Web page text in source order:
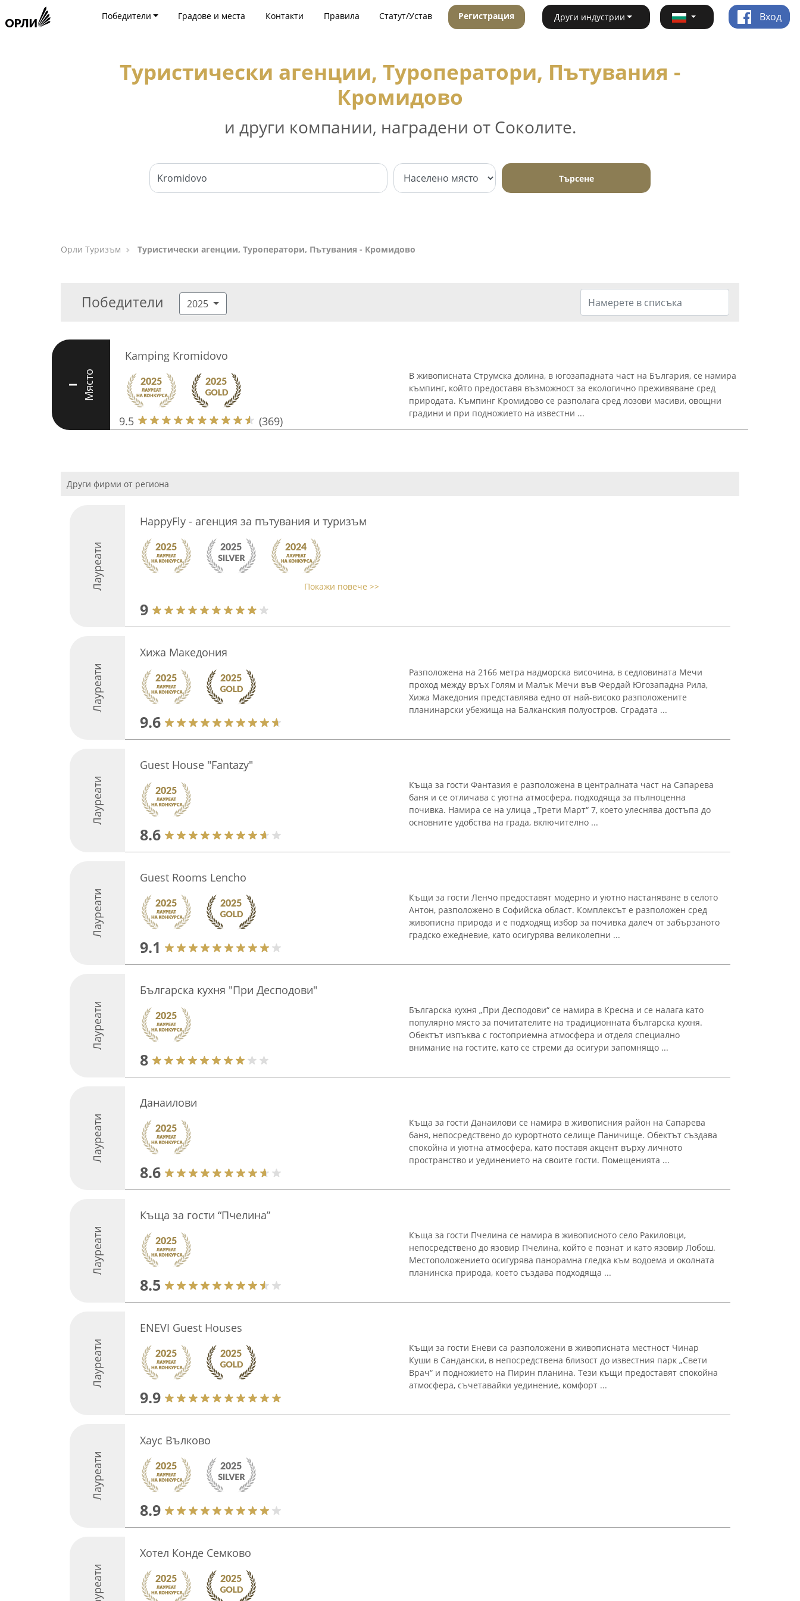
Победители Градове и места Контакти Правила Статут/Устав Регистрация Други индустрии Вход
Туристически агенции, Туроператори, Пътувания -
Кромидово
и други компании, наградени от Соколите.
Търсене
Орли Туризъм Туристически агенции, Туроператори, Пътувания - Кромидово
Победители 2025
I Място
Kamping Kromidovo
9.5 (369)
В живописната Струмска долина, в югозападната част на България, се намира
къмпинг, който предоставя възможност за екологично преживяване сред
природата. Къмпинг Кромидово се разполага сред лозови масиви, овощни
градини и при подножието на известни ...
Други фирми от региона
Лауреати
HappyFly - агенция за пътувания и туризъм
Покажи повече >>
9
Лауреати
Хижа Македония
9.6
Разположена на 2166 метра надморска височина, в седловината Мечи
проход между връх Голям и Малък Мечи във Фердай Югозападна Рила,
Хижа Македония представлява едно от най-високо разположените
планинарски убежища на Балканския полуостров. Сградата ...
Лауреати
Guest House "Fantazy"
8.6
Къща за гости Фантазия е разположена в централната част на Сапарева
баня и се отличава с уютна атмосфера, подходяща за пълноценна
почивка. Намира се на улица „Трети Март“ 7, което улеснява достъпа до
основните удобства на града, включително ...
Лауреати
Guest Rooms Lencho
9.1
Къщи за гости Ленчо предоставят модерно и уютно настаняване в селото
Антон, разположено в Софийска област. Комплексът е разположен сред
живописна природа и е подходящ избор за почивка далеч от забързаното
градско ежедневие, като осигурява великолепни ...
Лауреати
Българска кухня "При Десподови"
8
Българска кухня „При Десподови“ се намира в Кресна и се налага като
популярно място за почитателите на традиционната българска кухня.
Обектът изпъква с гостоприемна атмосфера и отделя специално
внимание на гостите, като се стреми да осигури запомнящо ...
Лауреати
Данаилови
8.6
Къща за гости Данаилови се намира в живописния район на Сапарева
баня, непосредствено до курортното селище Паничище. Обектът създава
спокойна и уютна атмосфера, като поставя акцент върху личното
пространство и уединението на своите гости. Помещенията ...
Лауреати
Къща за гости “Пчелина”
8.5
Къща за гости Пчелина се намира в живописното село Ракиловци,
непосредствено до язовир Пчелина, който е познат и като язовир Лобош.
Местоположението осигурява панорамна гледка към водоема и околната
планинска природа, което създава подходяща ...
Лауреати
ENEVI Guest Houses
9.9
Къщи за гости Еневи са разположени в живописната местност Чинар
Куши в Сандански, в непосредствена близост до известния парк „Свети
Врач“ и подножието на Пирин планина. Тези къщи предоставят спокойна
атмосфера, съчетавайки уединение, комфорт ...
Лауреати
Хаус Вълково
8.9
Лауреати
Хотел Конде Семково